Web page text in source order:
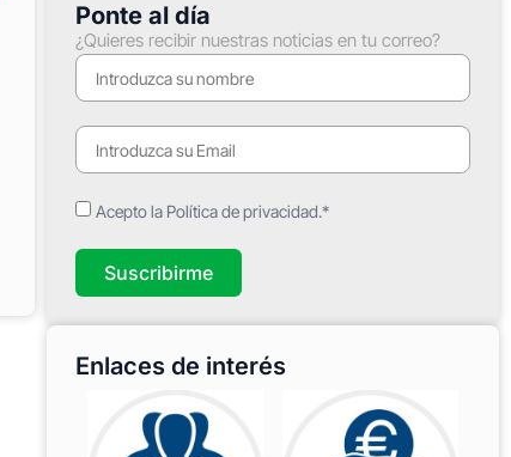
Ponte al día
¿Quieres recibir nuestras noticias en tu correo?
Acepto la Política de privacidad.*
Suscribirme
Enlaces de interés